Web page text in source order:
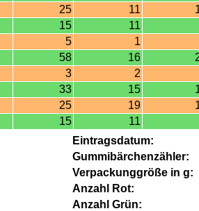
25 11
15
11
5
1
58 16
3
2
33 15
25 19
15
11
Eintragsdatum:
Gummibärchenzähler:
Verpackunggröße in g:
Anzahl Rot:
Anzahl Grün: